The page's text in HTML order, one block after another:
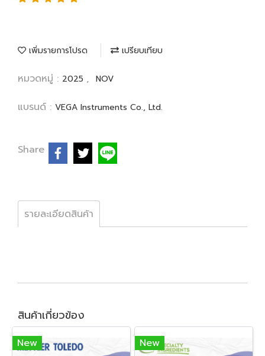
เพิ่มรายการโปรด เปรียบเทียบ
หมวดหมู่ : 2025 , NOV
แบรนด์ : VEGA Instruments Co., Ltd.
Share
รายละเอียดสินค้า
สินค้าเกี่ยวข้อง
New New